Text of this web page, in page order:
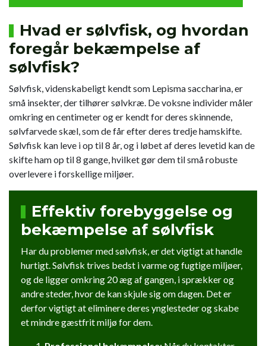
Hvad er sølvfisk, og hvordan
foregår bekæmpelse af
sølvfisk?
Sølvfisk, videnskabeligt kendt som Lepisma saccharina, er
små insekter, der tilhører sølvkræ. De voksne individer måler
omkring en centimeter og er kendt for deres skinnende,
sølvfarvede skæl, som de får efter deres tredje hamskifte.
Sølvfisk kan leve i op til 8 år, og i løbet af deres levetid kan de
skifte ham op til 8 gange, hvilket gør dem til små robuste
overlevere i forskellige miljøer.
Effektiv forebyggelse og
bekæmpelse af sølvfisk
Har du problemer med sølvfisk, er det vigtigt at handle
hurtigt. Sølvfisk trives bedst i varme og fugtige miljøer,
og de ligger omkring 20 æg af gangen, i sprækker og
andre steder, hvor de kan skjule sig om dagen. Det er
derfor vigtigt at eliminere deres ynglesteder og skabe
et mindre gæstfrit miljø for dem.